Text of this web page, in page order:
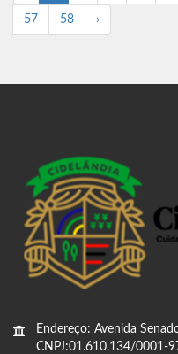
57 58 ›
Endereço: Avenida
CNPJ:01.610.134/0001-